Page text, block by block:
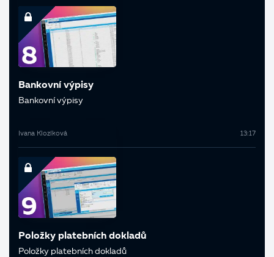
Bankovní výpisy
Bankovní výpisy
Ivana Klozíková 13:17
Položky platebních dokladů
Položky platebních dokladů